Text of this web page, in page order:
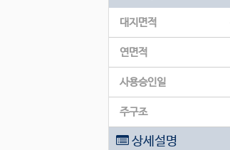
대지면적
연면적
사용승인일
주구조
상세설명